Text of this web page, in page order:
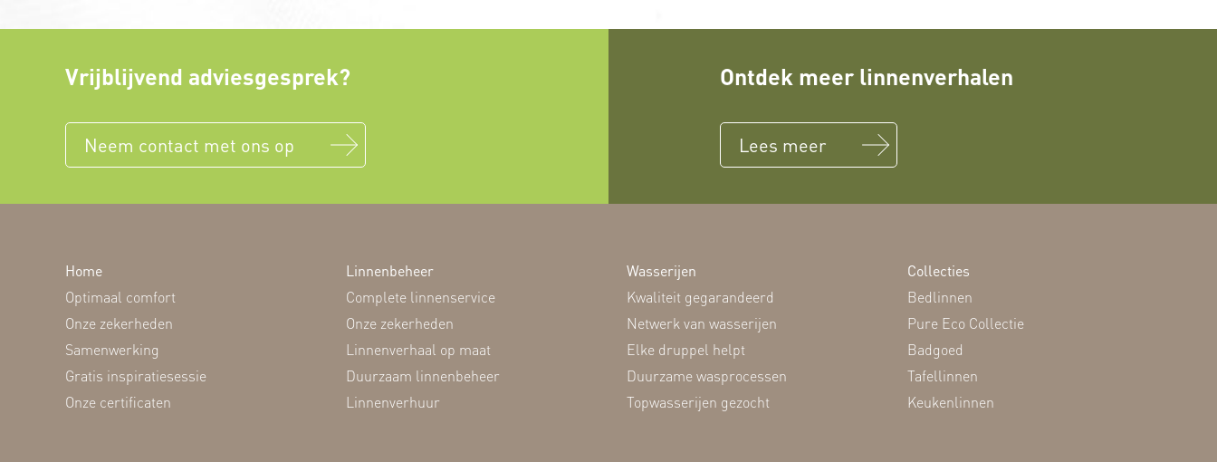
Vrijblijvend adviesgesprek?
Neem contact met ons op
Ontdek meer linnenverhalen
Lees meer
Home
Optimaal comfort
Onze zekerheden
Samenwerking
Gratis inspiratiesessie
Onze certificaten
Linnenbeheer
Complete linnenservice
Onze zekerheden
Linnenverhaal op maat
Duurzaam linnenbeheer
Linnenverhuur
Wasserijen
Kwaliteit gegarandeerd
Netwerk van wasserijen
Elke druppel helpt
Duurzame wasprocessen
Topwasserijen gezocht
Collecties
Bedlinnen
Pure Eco Collectie
Badgoed
Tafellinnen
Keukenlinnen